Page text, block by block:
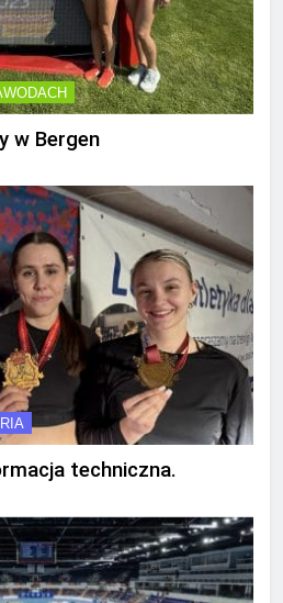
w Bergen
techniczna.